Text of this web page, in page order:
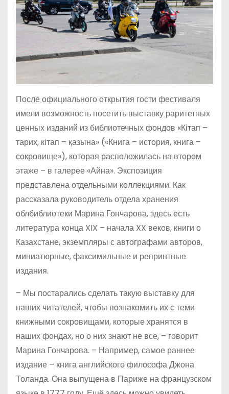
После официального открытия гости фестиваля
имели возможность посетить выставку раритетных
ценных изданий из библиотечных фондов «Кітап –
тарих, кітап – қазына» («Книга – история, книга –
сокровище»), которая расположилась на втором
этаже – в галерее «Айна». Экспозиция
представлена отдельными коллекциями. Как
рассказала руководитель отдела хранения
облбиблиотеки Марина Гончарова, здесь есть
литература конца XIX – начала XX веков, книги о
Казахстане, экземпляры с автографами авторов,
миниатюрные, факсимильные и репринтные
издания.
– Мы постарались сделать такую выставку для
наших читателей, чтобы познакомить их с теми
книжными сокровищами, которые хранятся в
наших фондах, но о них знают не все, – говорит
Марина Гончарова. – Например, самое раннее
издание – книга английского философа Джона
Толанда. Она выпущена в Париже на французском